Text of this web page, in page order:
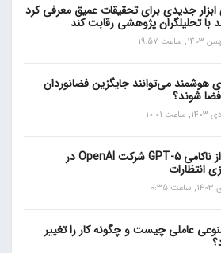
جدیدی برای تحقیقات عمیق معرفی کرد
با تحلیلگران پژوهشی رقابت کند
هوشمند می‌توانند جایگزین فضانوردان
شوند؟
گزارش‌ها از ناکامی GPT-5 شرکت OpenAI در
انتظارات
عاملی چیست و چگونه کار را تغییر